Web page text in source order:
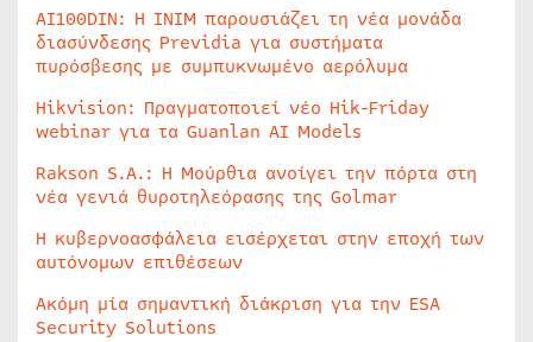
AI100DIN: Η INIM παρουσιάζει τη νέα μονάδα
διασύνδεσης Previdia για συστήματα
πυρόσβεσης με συμπυκνωμένο αερόλυμα
Hikvision: Πραγματοποιεί νέο Hik-Friday
webinar για τα Guanlan AI Models
Rakson S.A.: Η Μούρθια ανοίγει την πόρτα στη
νέα γενιά θυροτηλεόρασης της Golmar
Η κυβερνοασφάλεια εισέρχεται στην εποχή των
αυτόνομων επιθέσεων
Ακόμη μία σημαντική διάκριση για την ESA
Security Solutions